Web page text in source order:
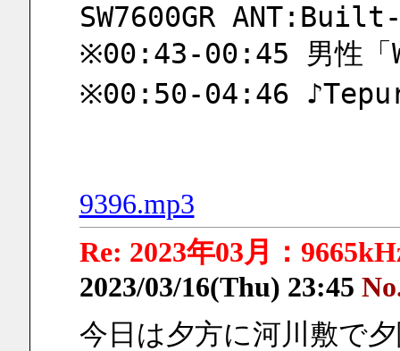
SW7600GR
※00:43-00:45 男性
※00:50-04:46
9396.mp3
Re: 2023年03月：
2023/03/16(Thu) 23:45
今日は夕方に河川敷で